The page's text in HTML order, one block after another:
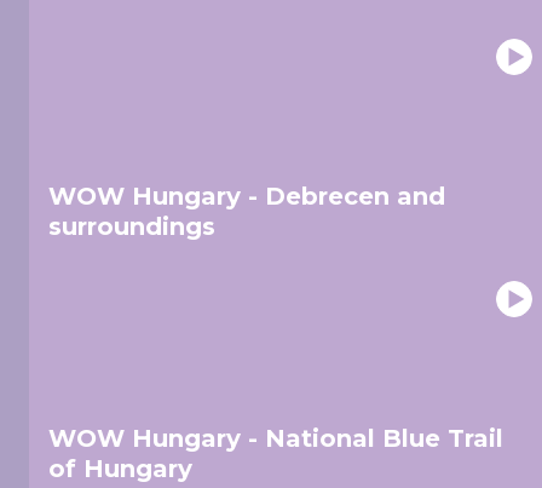
WOW Hungary - Debrecen and
surroundings
WOW Hungary - National Blue Trail
of Hungary